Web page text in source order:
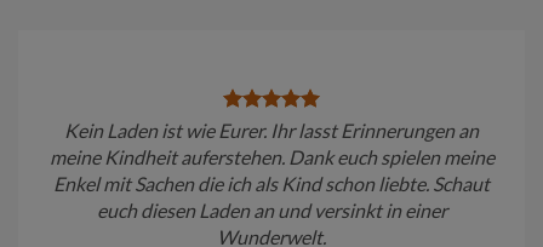
Kein Laden ist wie Eurer. Ihr lasst Erinnerungen an
meine Kindheit auferstehen. Dank euch spielen meine
Enkel mit Sachen die ich als Kind schon liebte. Schaut
euch diesen Laden an und versinkt in einer
Wunderwelt.